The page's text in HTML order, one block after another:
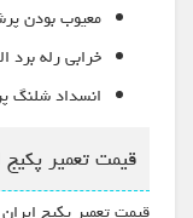
معیوب بودن
خرابی رله برد
انسداد شلنگ
قیمت تعمیر پکیج
قیمت تعمیر پکیج